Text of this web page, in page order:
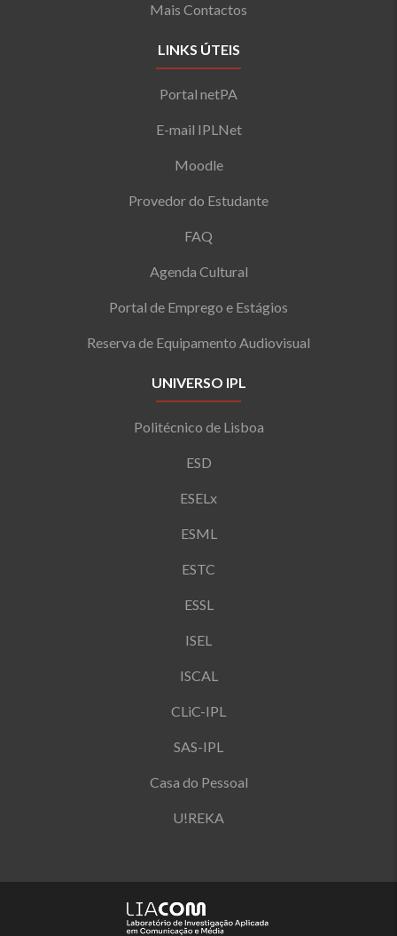
Mais Contactos
LINKS ÚTEIS
Portal netPA
E-mail IPLNet
Moodle
Provedor do Estudante
FAQ
Agenda Cultural
Portal de Emprego e Estágios
Reserva de Equipamento Audiovisual
UNIVERSO IPL
Politécnico de Lisboa
ESD
ESELx
ESML
ESTC
ESSL
ISEL
ISCAL
CLiC-IPL
SAS-IPL
Casa do Pessoal
U!REKA